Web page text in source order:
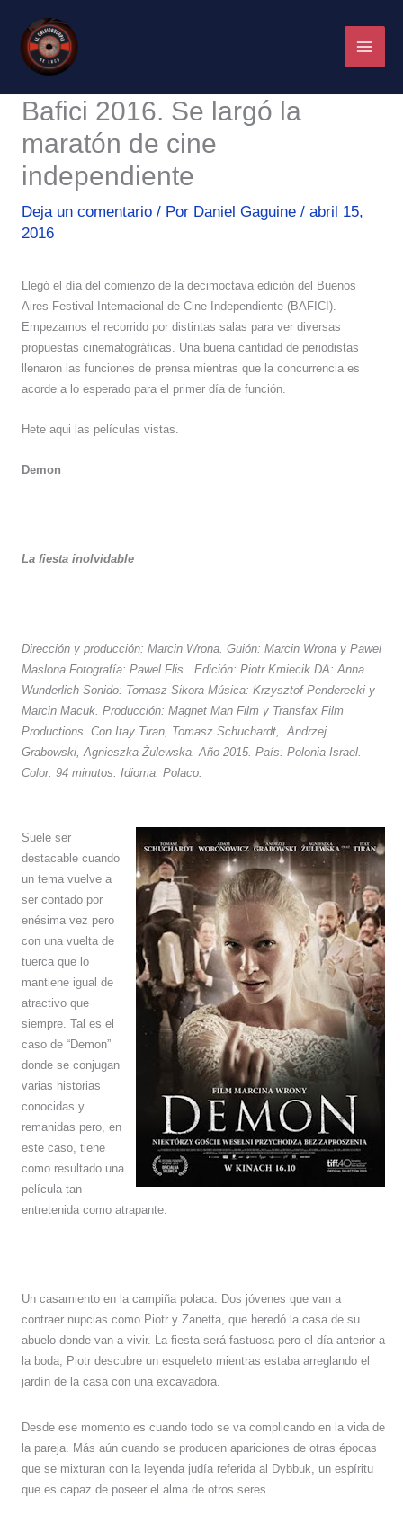
contenido
Bafici 2016. Se largó la
maratón de cine
independiente
Deja un comentario / Por Daniel Gaguine / abril 15,
2016
Llegó el día del comienzo de la decimoctava edición del Buenos
Aires Festival Internacional de Cine Independiente (BAFICI).
Empezamos el recorrido por distintas salas para ver diversas
propuestas cinematográficas. Una buena cantidad de periodistas
llenaron las funciones de prensa mientras que la concurrencia es
acorde a lo esperado para el primer día de función.
Hete aqui las películas vistas.
Demon
La fiesta inolvidable
Dirección y producción: Marcin Wrona. Guión: Marcin Wrona y Pawel
Maslona Fotografía: Pawel Flis
Edición: Piotr Kmiecik DA: Anna
Wunderlich Sonido: Tomasz Sikora Música: Krzysztof Penderecki y
Marcin Macuk. Producción: Magnet Man Film y Transfax Film
Productions. Con Itay Tiran, Tomasz Schuchardt,
Andrzej
Grabowski, Agnieszka Żulewska. Año 2015. País: Polonia-Israel.
Color. 94 minutos. Idioma: Polaco.
Suele ser
destacable cuando
un tema vuelve a
ser contado por
enésima vez pero
con una vuelta de
tuerca que lo
mantiene igual de
atractivo que
siempre. Tal es el
caso de “Demon”
donde se conjugan
varias historias
conocidas y
remanidas pero, en
este caso, tiene
como resultado una
película tan
entretenida como atrapante.
Un casamiento en la campiña polaca. Dos jóvenes que van a
contraer nupcias como Piotr y Zanetta, que heredó la casa de su
abuelo donde van a vivir. La fiesta será fastuosa pero el día anterior a
la boda, Piotr descubre un esqueleto mientras estaba arreglando el
jardín de la casa con una excavadora.
Desde ese momento es cuando todo se va complicando en la vida de
la pareja. Más aún cuando se producen apariciones de otras épocas
que se mixturan con la leyenda judía referida al Dybbuk, un espíritu
que es capaz de poseer el alma de otros seres.